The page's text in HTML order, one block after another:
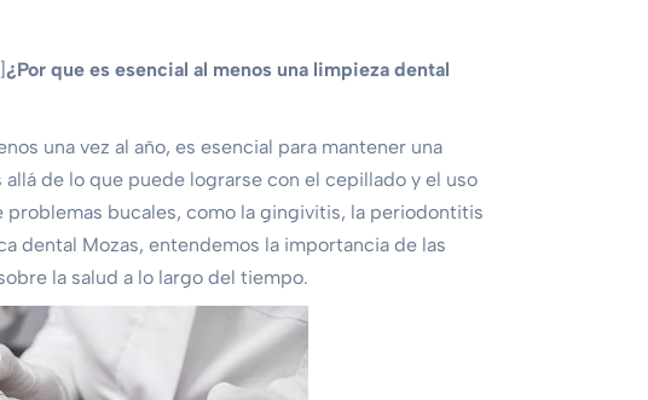
¿Por que es esencial al menos una limpieza dental
una vez al año, es esencial para mantener una
de lo que puede lograrse con el cepillado y el uso
bucales, como la gingivitis, la periodontitis
dental Mozas, entendemos la importancia de las
la salud a lo largo del tiempo.